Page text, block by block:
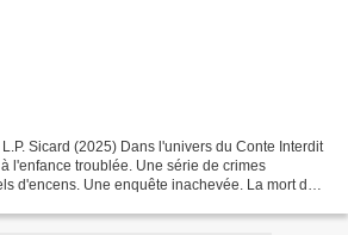
Sicard (2025) Dans l'univers du Conte Interdit
l'enfance troublée. Une série de crimes
d'encens. Une enquête inachevée. La mort de